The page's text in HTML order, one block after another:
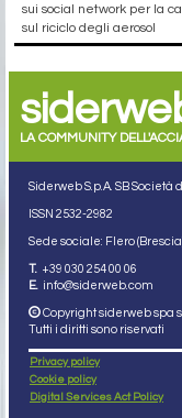
sui social network per la
sul riciclo degli aerosol
LA COMMUNITY
Siderweb S.p.A. SB Società
ISSN 2532-2982
Sede sociale: Flero
T. +39 030 254 00 06
E. info@siderweb.com
Copyright siderweb spa
Tutti i diritti sono riservati
Privacy policy
Cookie policy
Digital Services Act Policy